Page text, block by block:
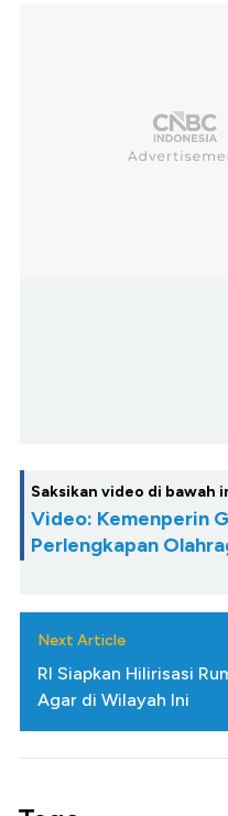
Saksikan video di bawah
Video: Kemenperin
Perlengkapan
Next Article
RI Siapkan Hilirisasi
Agar di Wilayah Ini